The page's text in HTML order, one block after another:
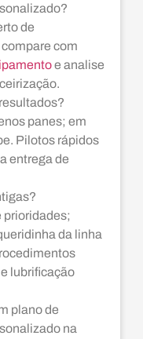
de
com
e analise
panes; em
Pilotos rápidos
entrega de
prioridades;
da linha
e lubrificação
plano de
na